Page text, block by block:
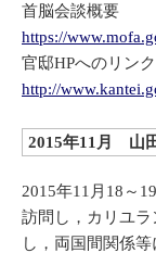
首脳会談概要
https://
官邸HPへのリン
http://
2015年11月 山
2015年11月18～
訪問し，カリユ
し，両国間関係